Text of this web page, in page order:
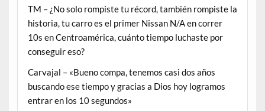
TM – ¿No solo rompiste tu récord, también rompiste la
historia, tu carro es el primer Nissan N/A en correr
10s en Centroamérica, cuánto tiempo luchaste por
conseguir eso?
Carvajal – «Bueno compa, tenemos casi dos años
buscando ese tiempo y gracias a Dios hoy logramos
entrar en los 10 segundos»